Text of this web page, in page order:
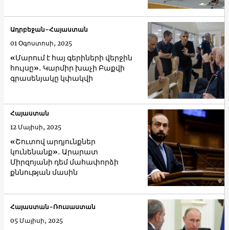
«Մարում է հայ գերիների վերջին
հույսը»․ Կարմիր խաչի Բաքվի
գրասենյակը կփակվի
Ադրբեջան-Հայաստան
01 Օգոստոսի, 2025
«Շուտով արդյունքներ
կունենանք»․ Արարատ
Միրզոյանի դեմ մահափորձի
քննության մասին
Հայաստան
12 Մայիսի, 2025
Հայաստան-Ռուսաստան
05 Մայիսի, 2025